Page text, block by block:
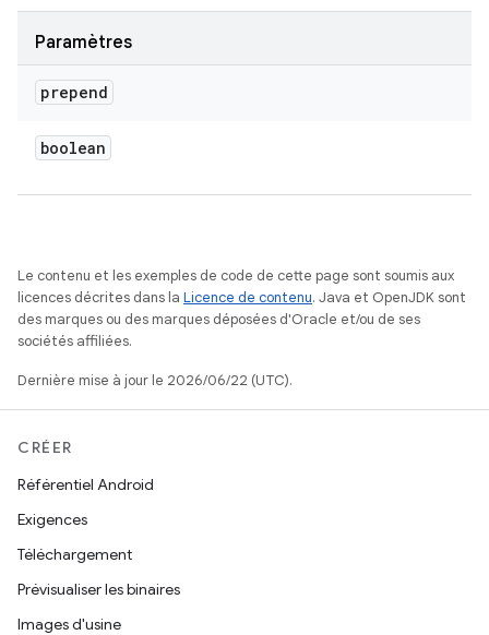
Paramètres
prepend
boolean
Le contenu et les exemples de code de cette page sont soumis aux
licences décrites dans la Licence de contenu. Java et OpenJDK sont
des marques ou des marques déposées d'Oracle et/ou de ses
sociétés affiliées.
Dernière mise à jour le 2026/06/22 (UTC).
CRÉER
Référentiel Android
Exigences
Téléchargement
Prévisualiser les binaires
Images d'usine